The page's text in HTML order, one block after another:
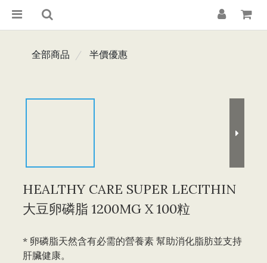
全部商品 半價優惠
HEALTHY CARE SUPER LECITHIN
大豆卵磷脂 1200MG X 100粒
* 卵磷脂天然含有必需的營養素 幫助消化脂肪並支持
肝臟健康。